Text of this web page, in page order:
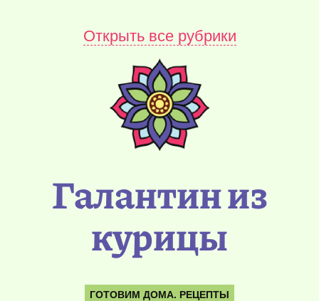
Открыть все рубрики
Галантин из
курицы
ГОТОВИМ ДОМА. РЕЦЕПТЫ